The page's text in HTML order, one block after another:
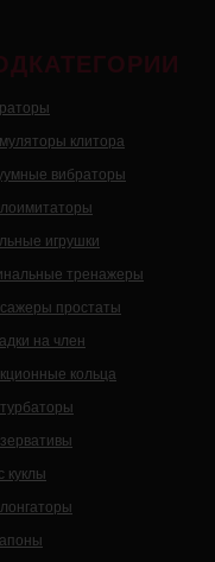
клитора
вибраторы
игрушки
тренажеры
простаты
на член
кольца
куклы